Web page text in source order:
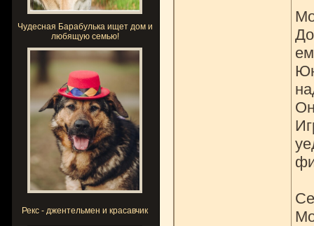
Чудесная Барабулька ищет дом и
любящую семью!
Рекс - джентельмен и красавчик